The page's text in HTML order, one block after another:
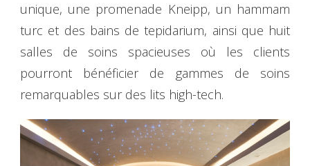
unique, une promenade Kneipp, un hammam
turc et des bains de tepidarium, ainsi que huit
salles de soins spacieuses où les clients
pourront bénéficier de gammes de soins
remarquables sur des lits high-tech.